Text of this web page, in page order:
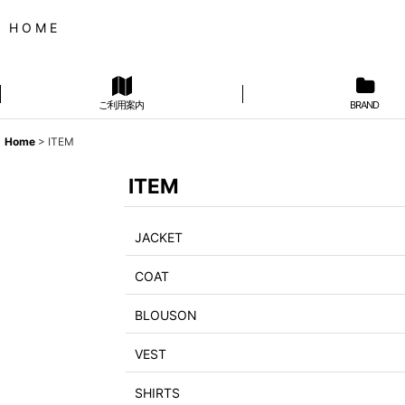
H O M E
ご利用案内 BRAND
Home > ITEM
ITEM
JACKET
COAT
BLOUSON
VEST
SHIRTS